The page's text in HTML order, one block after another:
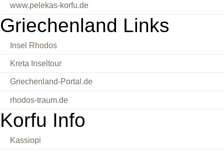
www.pelekas-korfu.de
Griechenland Links
Insel Rhodos
Kreta Inseltour
Griechenland-Portal.de
rhodos-traum.de
Korfu Info
Kassiopi